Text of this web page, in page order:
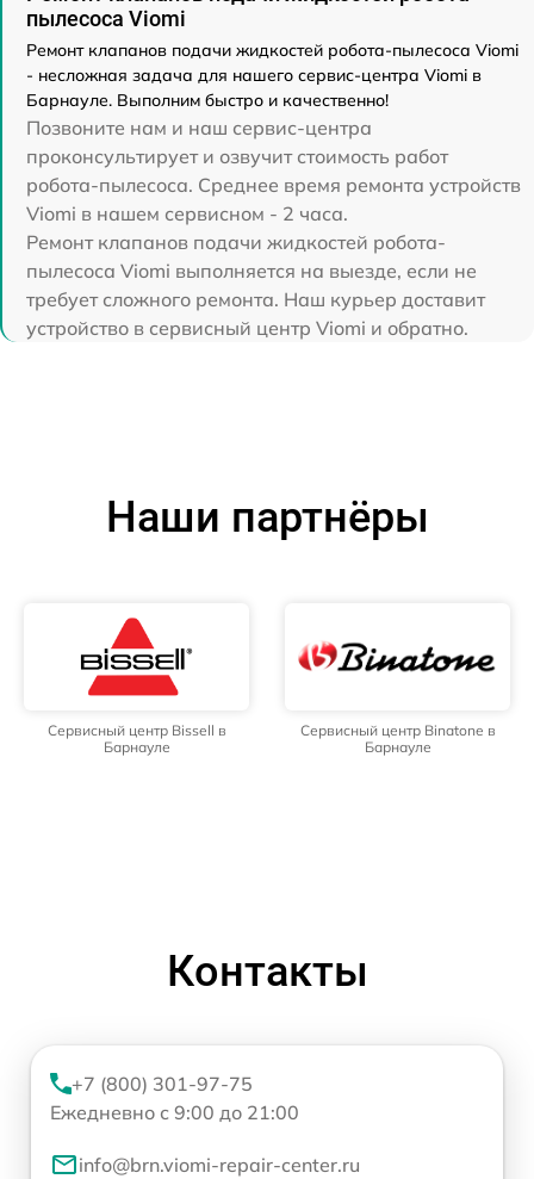
пылесоса Viomi
Ремонт клапанов подачи жидкостей робота-пылесоса Viomi
- несложная задача для нашего сервис-центра Viomi в
Барнауле. Выполним быстро и качественно!
Позвоните нам и наш сервис-центра
проконсультирует и озвучит стоимость работ
робота-пылесоса. Среднее время ремонта устройств
Viomi в нашем сервисном - 2 часа.
Ремонт клапанов подачи жидкостей робота-
пылесоса Viomi выполняется на выезде, если не
требует сложного ремонта. Наш курьер доставит
устройство в сервисный центр Viomi и обратно.
Наши партнёры
Сервисный центр Bissell в
Барнауле
Сервисный центр Binatone в
Барнауле
Контакты
+7 (800) 301-97-75
Ежедневно с 9:00 до 21:00
info@brn.viomi-repair-center.ru